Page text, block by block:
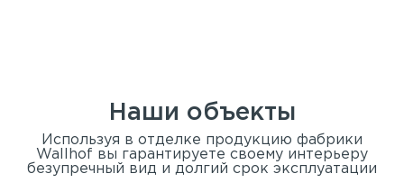
Наши объекты
Используя в отделке продукцию фабрики
Wallhof вы гарантируете своему интерьеру
безупречный вид и долгий срок эксплуатации